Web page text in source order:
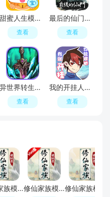
甜蜜人生模拟游戏最新版本
查看
最后的仙门游戏手机正版
查看
异世界转生模拟官方手机版
查看
我的开挂人生游戏官方正版
查看
修仙家族模拟器手机版安装包 修仙家族模拟器vivo渠道服版本